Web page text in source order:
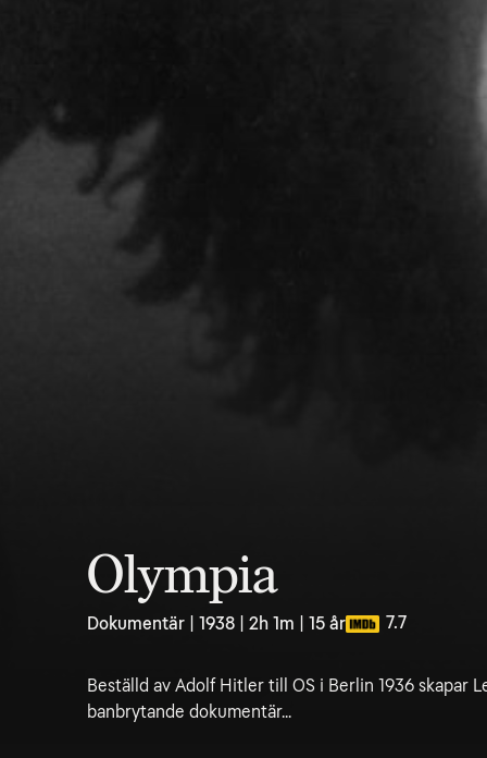
Olympia
Dokumentär | 1938 | 2h 1m | 15 år 7.7
Beställd av Adolf Hitler till OS i Berlin 1936 skapar
banbrytande dokumentär...